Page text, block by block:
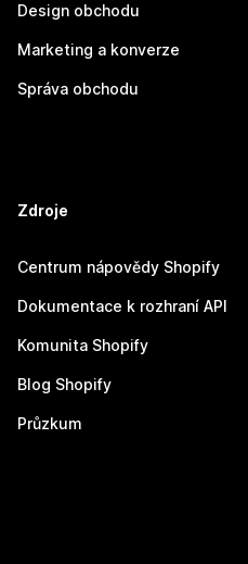
Design obchodu
Marketing a konverze
Správa obchodu
Zdroje
Centrum nápovědy Shopify
Dokumentace k rozhraní API
Komunita Shopify
Blog Shopify
Průzkum